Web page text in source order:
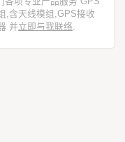
,含天线模组,GPS接收
并立即与我联络.